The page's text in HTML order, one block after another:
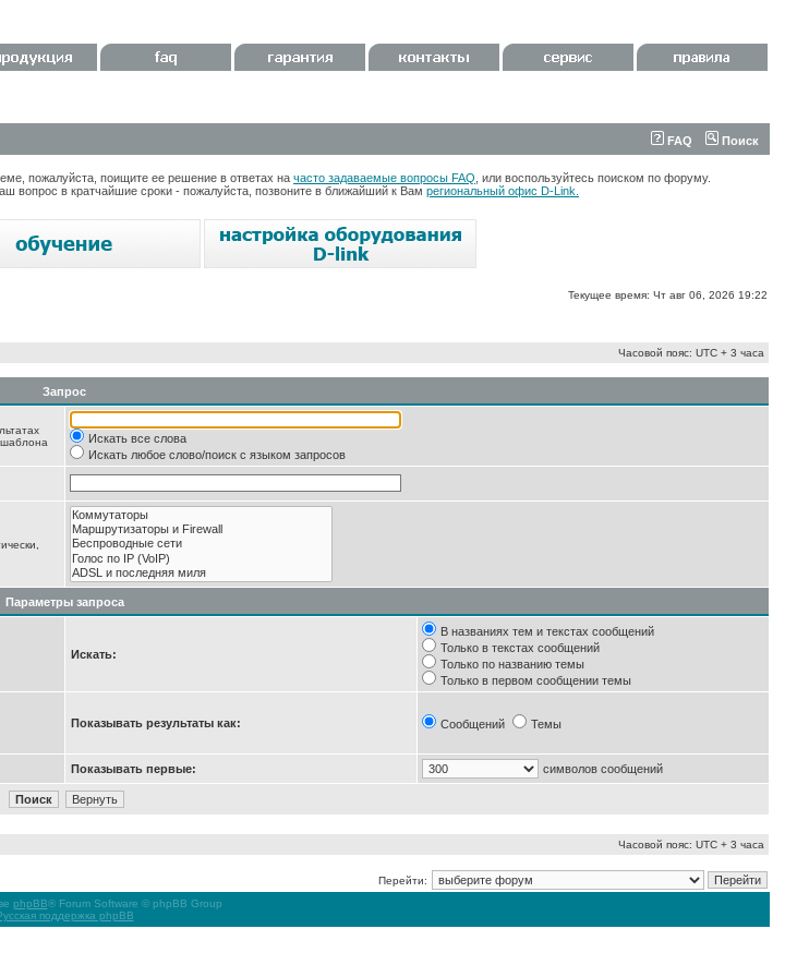
FAQ Поиск
пожалуйста, поищите ее решение в ответах на часто задаваемые вопросы FAQ , или воспользуйтесь поиском по форуму.
вопрос в кратчайшие сроки - пожалуйста, позвоните в ближайший к Вам региональный офис D-Link.
Текущее время: Чт авг 06, 2026 19:22
Часовой пояс: UTC + 3 часа
Запрос
шаблона
Искать все слова
Искать любое слово/поиск с языком запросов
Параметры запроса
Искать:
В названиях тем и текстах сообщений
Только в текстах сообщений
Только по названию темы
Только в первом сообщении темы
Показывать результаты как: Сообщений Темы
Показывать первые: символов сообщений
Часовой пояс: UTC + 3 часа
Перейти:
phpBB® Forum Software © phpBB Group
поддержка phpBB